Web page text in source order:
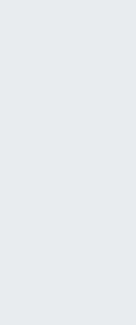
用户和用户组管理